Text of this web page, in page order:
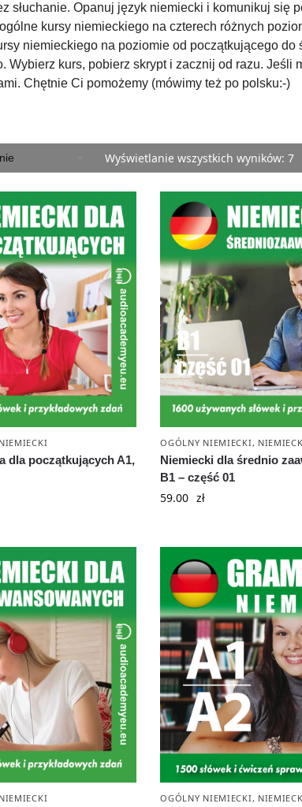
słuchanie. Opanuj język niemiecki i komunikuj się
kursy niemieckiego na czterech różnych
niemieckiego na poziomie od początkującego do
Wybierz kurs, pobierz skrypt i zacznij od razu. Jeśli
Chętnie Ci pomożemy (mówimy też po polsku:-)
Wyświetlanie wszystkich wyników: 7
NIEMIECKI
dla początkujących A1,
OGÓLNY NIEMIECKI,
Niemiecki dla średnio
B1 – część 01
59.00 zł
NIEMIECKI OGÓLNY NIEMIECKI,